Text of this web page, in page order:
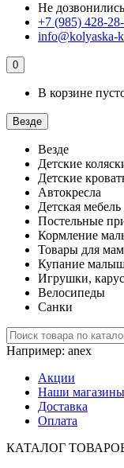
Не
+7 (985) 428-
info@kolyaska-
0
В корзине
Везде
Везде
Детские
Детские
Автокресла
Детская мебель
Постельные
Кормление
Товары для
Купание
Игрушки,
Велосипеды
Санки
Например: anex
Акции
Наши магазины
Доставка
Оплата
КАТАЛОГ